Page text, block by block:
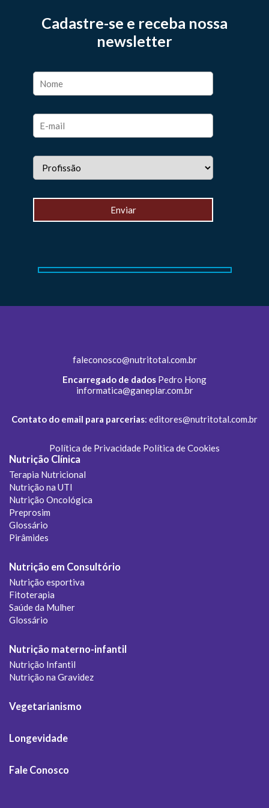
Cadastre-se e receba nossa
newsletter
faleconosco@nutritotal.com.br
Encarregado de dados Pedro Hong
informatica@ganeplar.com.br
Contato do email para parcerias: editores@nutritotal.com.br
Política de Privacidade Política de Cookies
Nutrição Clínica
Terapia Nutricional
Nutrição na UTI
Nutrição Oncológica
Preprosim
Glossário
Pirâmides
Nutrição em Consultório
Nutrição esportiva
Fitoterapia
Saúde da Mulher
Glossário
Nutrição materno-infantil
Nutrição Infantil
Nutrição na Gravidez
Vegetarianismo
Longevidade
Fale Conosco